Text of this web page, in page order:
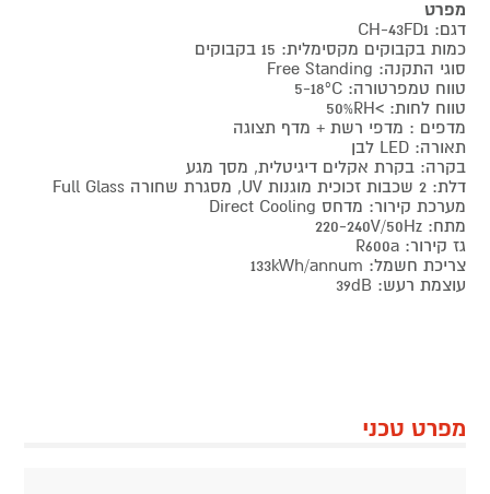
מפרט
דגם: CH-43FD1
כמות בקבוקים מקסימלית: 15 בקבוקים
סוגי התקנה: Free Standing
טווח טמפרטורה: 5-18ºC
טווח לחות: >50%RH
מדפים : מדפי רשת + מדף תצוגה
תאורה: LED לבן
בקרה: בקרת אקלים דיגיטלית, מסך מגע
דלת: 2 שכבות זכוכית מוגנות UV, מסגרת שחורה Full Glass
מערכת קירור: מדחס Direct Cooling
מתח: 220-240V/50Hz
גז קירור: R600a
צריכת חשמל: 133kWh/annum
עוצמת רעש: 39dB
מפרט טכני